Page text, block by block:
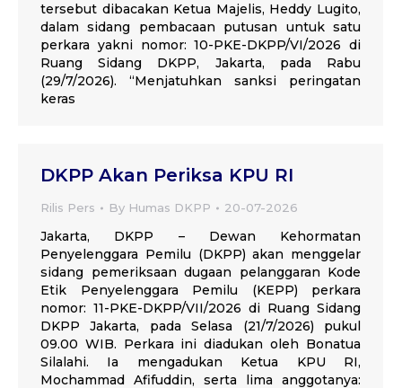
tersebut dibacakan Ketua Majelis, Heddy Lugito,
dalam sidang pembacaan putusan untuk satu
perkara yakni nomor: 10-PKE-DKPP/VI/2026 di
Ruang Sidang DKPP, Jakarta, pada Rabu
(29/7/2026). “Menjatuhkan sanksi peringatan
keras
DKPP Akan Periksa KPU RI
Rilis Pers By Humas DKPP 20-07-2026
Jakarta, DKPP – Dewan Kehormatan
Penyelenggara Pemilu (DKPP) akan menggelar
sidang pemeriksaan dugaan pelanggaran Kode
Etik Penyelenggara Pemilu (KEPP) perkara
nomor: 11-PKE-DKPP/VII/2026 di Ruang Sidang
DKPP Jakarta, pada Selasa (21/7/2026) pukul
09.00 WIB. Perkara ini diadukan oleh Bonatua
Silalahi. Ia mengadukan Ketua KPU RI,
Mochammad Afifuddin, serta lima anggotanya: